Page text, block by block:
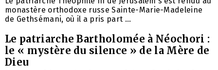
monastère orthodoxe russe Sainte-Marie-Madeleine
de Gethsémani, où il a pris part ...
Le patriarche Bartholomée à Néochori :
le « mystère du silence » de la Mère de
Dieu